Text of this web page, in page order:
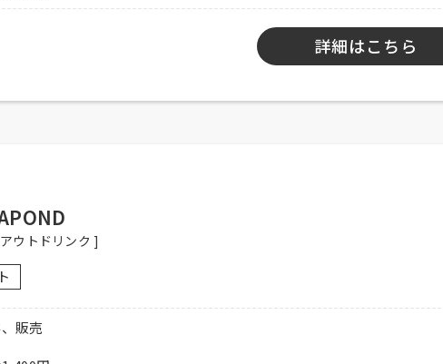
詳細はこちら
迎、経験者優遇、未経験者可、土日祝入れる方歓迎
社保完備、制服貸与、社内割引有り、交通費全額支給
ウトドリンク ]
販売